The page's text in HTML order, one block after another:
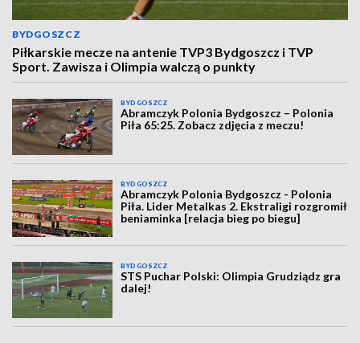
BYDGOSZCZ
Piłkarskie mecze na antenie TVP3 Bydgoszcz i TVP
Sport. Zawisza i Olimpia walczą o punkty
BYDGOSZCZ
Abramczyk Polonia Bydgoszcz – Polonia
Piła 65:25. Zobacz zdjęcia z meczu!
BYDGOSZCZ
Abramczyk Polonia Bydgoszcz - Polonia
Piła. Lider Metalkas 2. Ekstraligi rozgromił
beniaminka [relacja bieg po biegu]
BYDGOSZCZ
STS Puchar Polski: Olimpia Grudziądz gra
dalej!